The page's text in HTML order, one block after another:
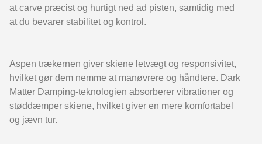
at carve præcist og hurtigt ned ad pisten, samtidig med
at du bevarer stabilitet og kontrol.
Aspen trækernen giver skiene letvægt og responsivitet,
hvilket gør dem nemme at manøvrere og håndtere. Dark
Matter Damping-teknologien absorberer vibrationer og
støddæmper skiene, hvilket giver en mere komfortabel
og jævn tur.